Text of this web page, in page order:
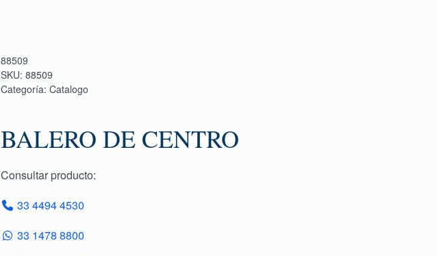
88509
SKU: 88509
Categoría: Catalogo
BALERO DE CENTRO
Consultar producto:
33 4494 4530
33 1478 8800